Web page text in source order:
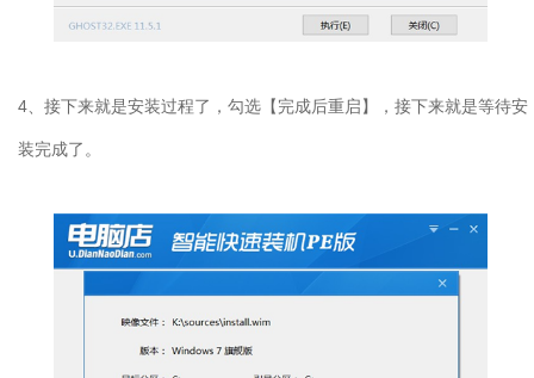
4、接下来就是安装过程了，勾选【完成后重启】，接下来就是等待安
装完成了。